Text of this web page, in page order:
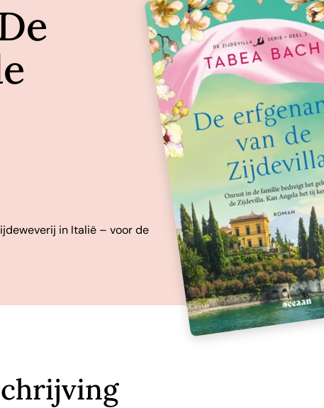
in Italië – voor de